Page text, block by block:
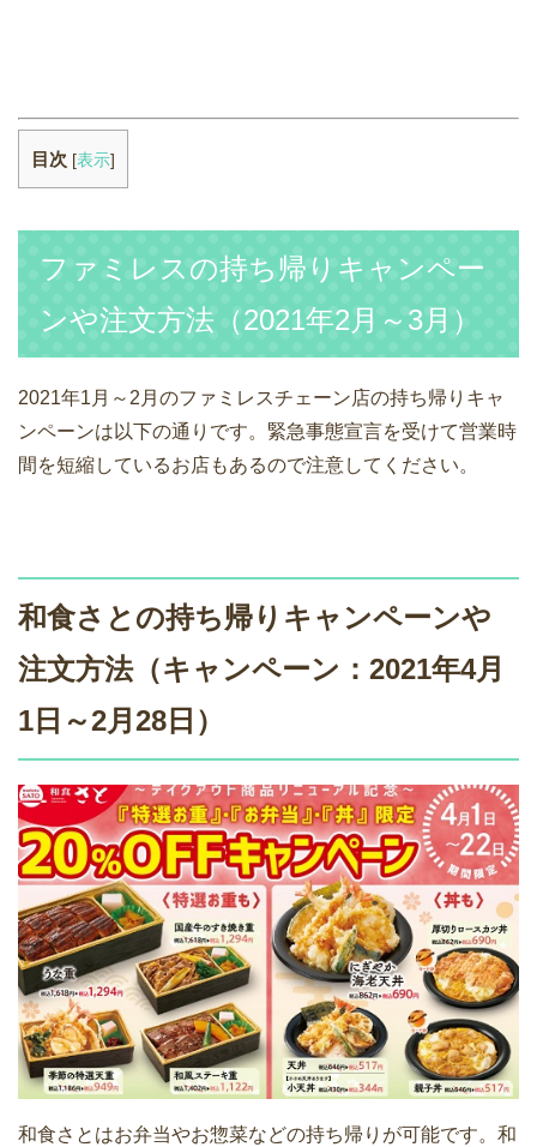
目次 [表示]
ファミレスの持ち帰りキャンペー
ンや注文方法（2021年2月～3月）
2021年1月～2月のファミレスチェーン店の持ち帰りキャ
ンペーンは以下の通りです。緊急事態宣言を受けて営業時
間を短縮しているお店もあるので注意してください。
和食さとの持ち帰りキャンペーンや
注文方法（キャンペーン：2021年4月
1日～2月28日）
和食さとはお弁当やお惣菜などの持ち帰りが可能です。和